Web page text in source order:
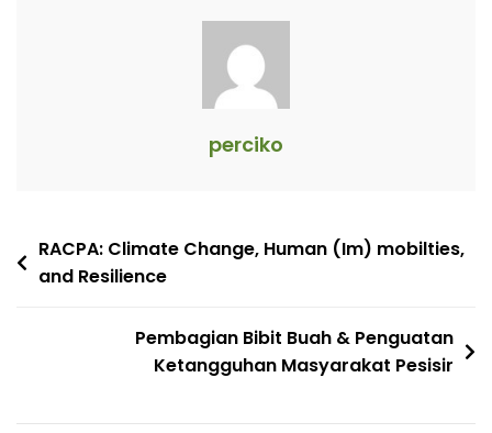
perciko
Navigasi
pos
RACPA: Climate Change, Human (Im) mobilties,
and Resilience
Pembagian Bibit Buah & Penguatan
Ketangguhan Masyarakat Pesisir